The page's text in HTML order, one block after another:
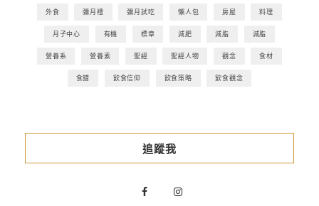
外食 彌月禮 彌月試吃 懶人包 房屋 料理
月子中心 有機 標章 減肥 減脂 減脂
營養系 營養素 聖經 聖經人物 觀念 食材
食譜 飲食信仰 飲食策略 飲食觀念
追蹤我